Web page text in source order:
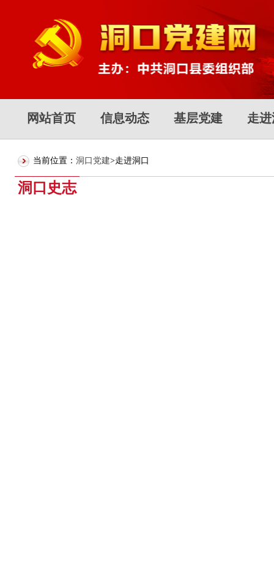
网站首页 信息动态 基层党建 走
当前位置： 洞口党建>走进洞口
洞口史志